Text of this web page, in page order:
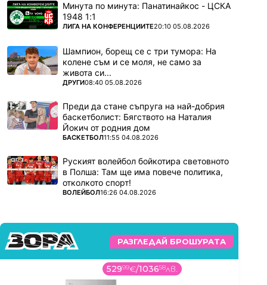
Минута по минута: Панатинайкос - ЦСКА
1948 1:1
ПОВЕЧЕ ОТ
ЛИГА НА КОНФЕРЕНЦИИТЕ20:10 05.08.2026
Шампион, борещ се с три тумора: На
колене съм и се моля, не само за
живота си...
ПОВЕЧЕ ОТ
ДРУГИ08:40 05.08.2026
Преди да стане съпруга на най-добрия
баскетболист: Бягството на Наталия
Йокич от родния дом
ПОВЕЧЕ ОТ
БАСКЕТБОЛ11:55 04.08.2026
Руският волейбол бойкотира световното
в Полша: Там ще има повече политика,
отколкото спорт!
ПОВЕЧЕ ОТ
ВОЛЕЙБОЛ16:26 04.08.2026
РАЗГЛЕДАЙ БРОШУРАТА
52999€/103658лв.